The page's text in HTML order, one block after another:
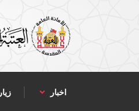
اخبار